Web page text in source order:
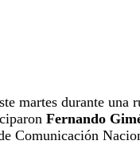
martes durante una
Fernando
Comunicación